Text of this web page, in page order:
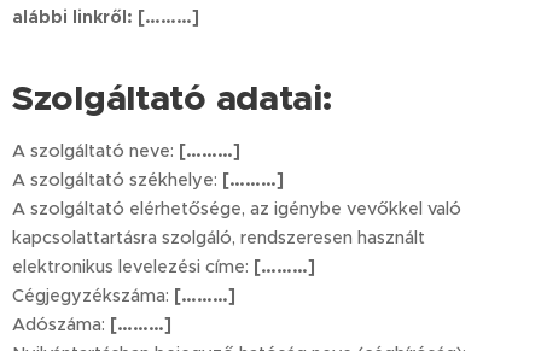
alábbi linkről: [………]
Szolgáltató adatai:
A szolgáltató neve: [………]
A szolgáltató székhelye: [………]
A szolgáltató elérhetősége, az igénybe vevőkkel való
kapcsolattartásra szolgáló, rendszeresen használt
elektronikus levelezési címe: [………]
Cégjegyzékszáma: [………]
Adószáma: [………]